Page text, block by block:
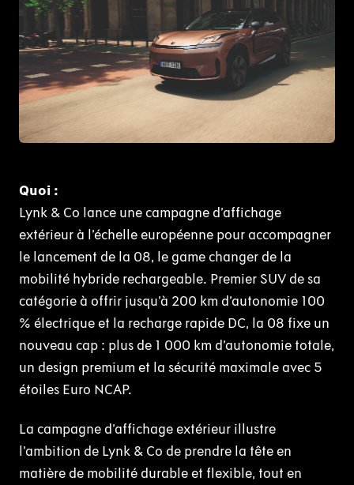
Quoi :
Lynk & Co lance une campagne d’affichage
extérieur à l’échelle européenne pour accompagner
le lancement de la 08, le game changer de la
mobilité hybride rechargeable. Premier SUV de sa
catégorie à offrir jusqu’à 200 km d’autonomie 100
% électrique et la recharge rapide DC, la 08 fixe un
nouveau cap : plus de 1 000 km d’autonomie totale,
un design premium et la sécurité maximale avec 5
étoiles Euro NCAP.
La campagne d’affichage extérieur illustre
l’ambition de Lynk & Co de prendre la tête en
matière de mobilité durable et flexible, tout en